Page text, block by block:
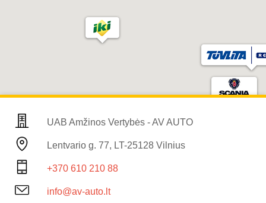
UAB Amžinos Vertybės - AV AUTO
Lentvario g. 77, LT-25128 Vilnius
+370 610 210 88
info@av-auto.lt